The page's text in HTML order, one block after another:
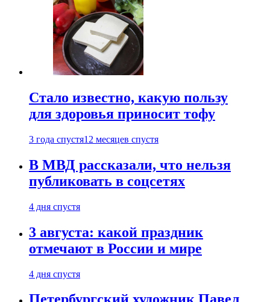
Стало известно, какую пользу
для здоровья приносит тофу
3 года спустя12 месяцев спустя
В МВД рассказали, что нельзя
публиковать в соцсетях
4 дня спустя
3 августа: какой праздник
отмечают в России и мире
4 дня спустя